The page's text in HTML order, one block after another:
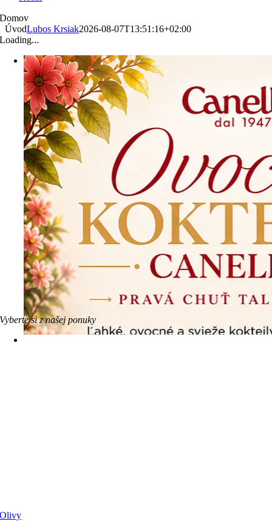
Domov
ÚvodLubos Krsiak2026-08-07T13:51:16+02:00
Loading...
Vyberte si z našej ponuky
Olivy